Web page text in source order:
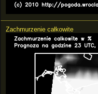
Zachmurzenie całkowite